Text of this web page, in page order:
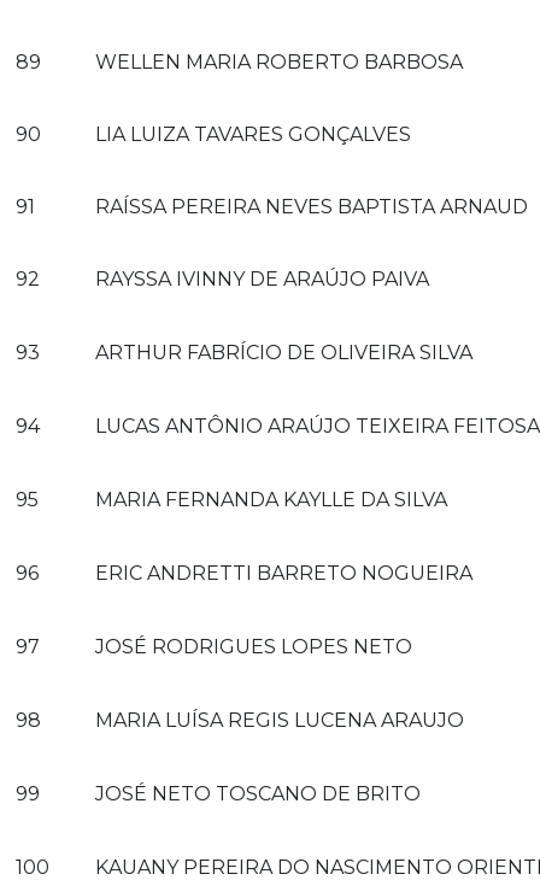
89 WELLEN MARIA ROBERTO BARBOSA
90 LIA LUIZA TAVARES GONÇALVES
91 RAÍSSA PEREIRA NEVES BAPTISTA ARNAUD
92 RAYSSA IVINNY DE ARAÚJO PAIVA
93 ARTHUR FABRÍCIO DE OLIVEIRA SILVA
94 LUCAS ANTÔNIO ARAÚJO TEIXEIRA FEITOSA
95 MARIA FERNANDA KAYLLE DA SILVA
96 ERIC ANDRETTI BARRETO NOGUEIRA
97 JOSÉ RODRIGUES LOPES NETO
98 MARIA LUÍSA REGIS LUCENA ARAUJO
99 JOSÉ NETO TOSCANO DE BRITO
100 KAUANY PEREIRA DO NASCIMENTO